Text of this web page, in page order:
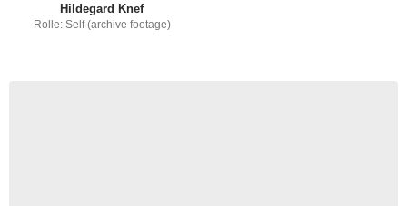
Hildegard Knef
Rolle: Self (archive footage)